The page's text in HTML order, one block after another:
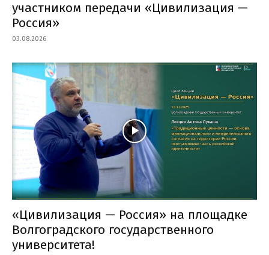
участником передачи «Цивилизация —
Россия»
03.08.2026
«Цивилизация — Россия» на площадке
Волгоградского государственного
университета!